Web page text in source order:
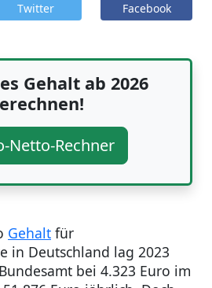
Twitter Facebook
Gehalt ab 2026
Netto-Rechner
Gehalt für
in Deutschland lag 2023
bei 4.323 Euro im